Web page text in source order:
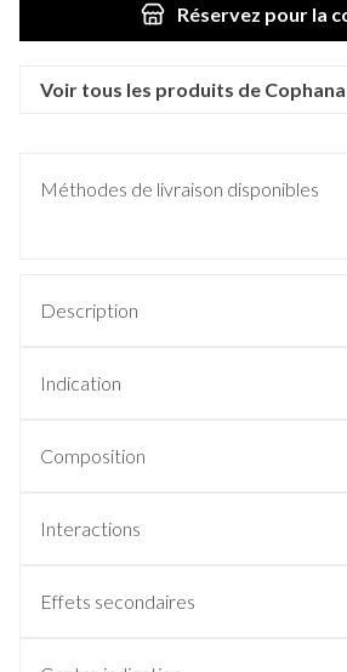
Réservez pour la
Voir tous les produits de Cophana
Méthodes de livraison disponibles
Description
Indication
Composition
Interactions
Effets secondaires